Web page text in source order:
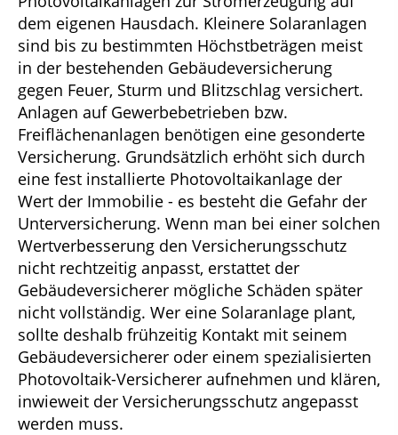
dem eigenen Hausdach. Kleinere Solaranlagen
sind bis zu bestimmten Höchstbeträgen meist
in der bestehenden Gebäudeversicherung
gegen Feuer, Sturm und Blitzschlag versichert.
Anlagen auf Gewerbebetrieben bzw.
Freiflächenanlagen benötigen eine gesonderte
Versicherung. Grundsätzlich erhöht sich durch
eine fest installierte Photovoltaikanlage der
Wert der Immobilie - es besteht die Gefahr der
Unterversicherung. Wenn man bei einer solchen
Wertverbesserung den Versicherungsschutz
nicht rechtzeitig anpasst, erstattet der
Gebäudeversicherer mögliche Schäden später
nicht vollständig. Wer eine Solaranlage plant,
sollte deshalb frühzeitig Kontakt mit seinem
Gebäudeversicherer oder einem spezialisierten
Photovoltaik-Versicherer aufnehmen und klären,
inwieweit der Versicherungsschutz angepasst
werden muss.